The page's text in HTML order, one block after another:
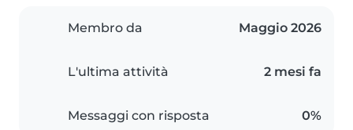
Membro da Maggio 2026
L'ultima attività 2 mesi fa
Messaggi con risposta 0%